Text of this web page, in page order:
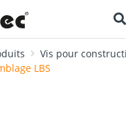
Vis pour
LBS